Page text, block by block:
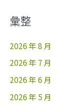
彙整
2026 年 8 月
2026 年 7 月
2026 年 6 月
2026 年 5 月